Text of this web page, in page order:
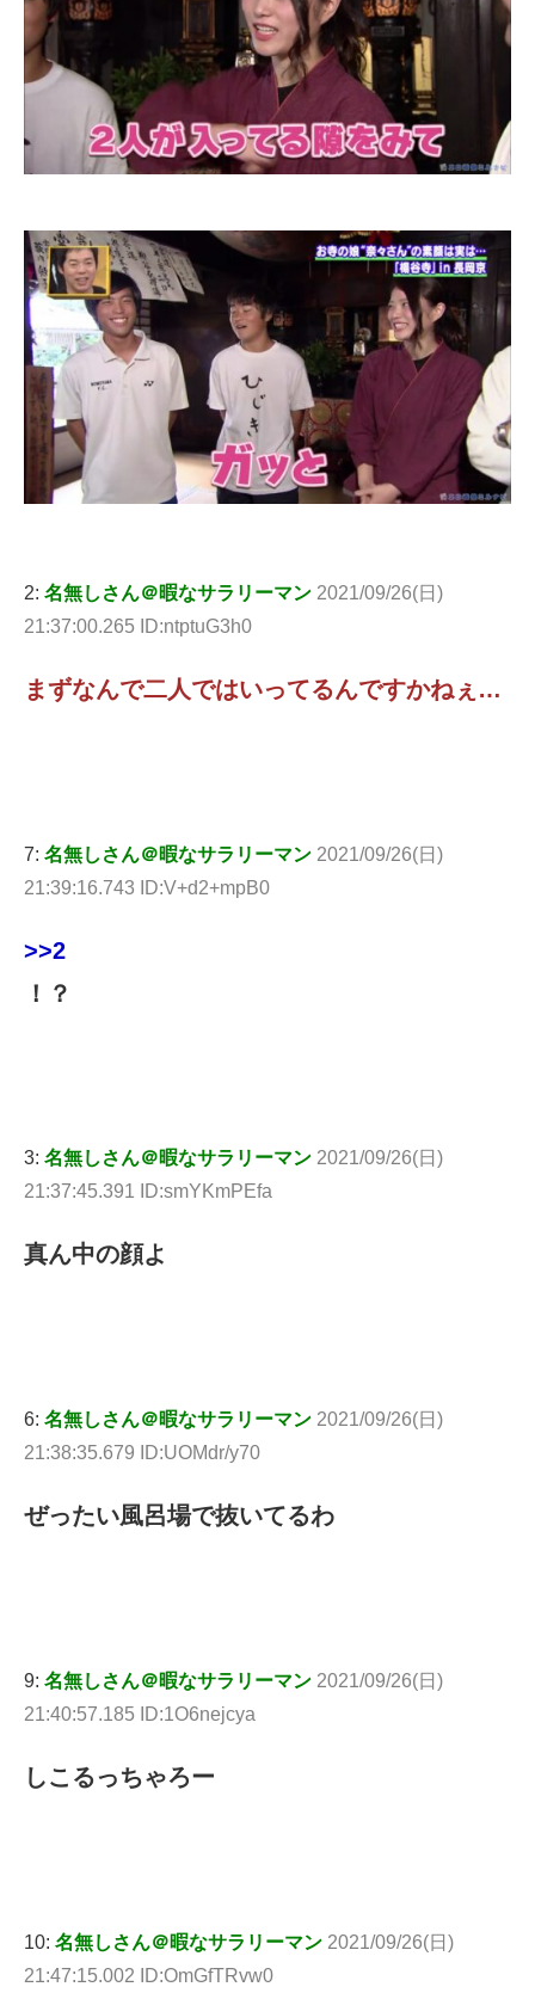
2: 名無しさん＠暇なサラリーマン 2021/09/26(日)
21:37:00.265 ID:ntptuG3h0
まずなんで二人ではいってるんですかねぇ…
7: 名無しさん＠暇なサラリーマン 2021/09/26(日)
21:39:16.743 ID:V+d2+mpB0
>>2
！？
3: 名無しさん＠暇なサラリーマン 2021/09/26(日)
21:37:45.391 ID:smYKmPEfa
真ん中の顔よ
6: 名無しさん＠暇なサラリーマン 2021/09/26(日)
21:38:35.679 ID:UOMdr/y70
ぜったい風呂場で抜いてるわ
9: 名無しさん＠暇なサラリーマン 2021/09/26(日)
21:40:57.185 ID:1O6nejcya
しこるっちゃろー
10: 名無しさん＠暇なサラリーマン 2021/09/26(日)
21:47:15.002 ID:OmGfTRvw0